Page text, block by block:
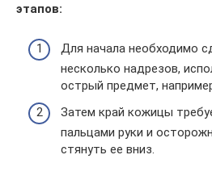
этапов:
Для начала необходимо
несколько надрезов,
острый предмет,
Затем край кожицы
пальцами руки и
стянуть ее вниз.